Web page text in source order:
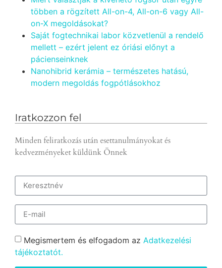
többen a rögzített All-on-4, All-on-6 vagy All-
on-X megoldásokat?
Saját fogtechnikai labor közvetlenül a rendelő
mellett – ezért jelent ez óriási előnyt a
pácienseinknek
Nanohibrid kerámia – természetes hatású,
modern megoldás fogpótlásokhoz
Iratkozzon fel
Minden feliratkozás után esettanulmányokat és
kedvezményeket küldünk Önnek
Megismertem és elfogadom az Adatkezelési
tájékoztatót.